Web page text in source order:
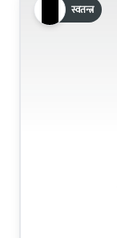
स्वतन्त्र